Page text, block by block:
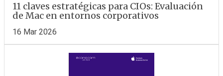
11 claves estratégicas para CIOs: Evaluación
de Mac en entornos corporativos
16 Mar 2026